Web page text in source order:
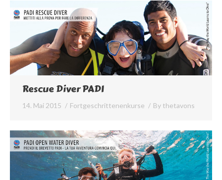
Rescue Diver PADI
14. Mai 2015 Fortgeschrittenenkurse By thetavons